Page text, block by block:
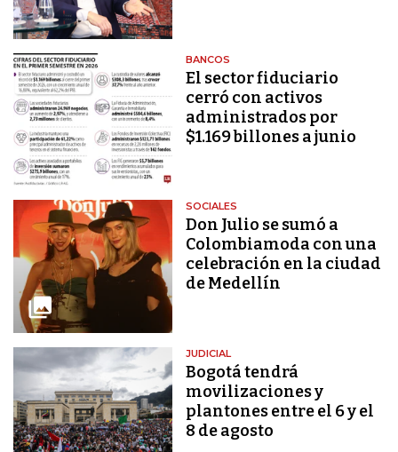
BANCOS
El sector fiduciario
cerró con activos
administrados por
$1.169 billones a junio
SOCIALES
Don Julio se sumó a
Colombiamoda con una
celebración en la ciudad
de Medellín
JUDICIAL
Bogotá tendrá
movilizaciones y
plantones entre el 6 y el
8 de agosto